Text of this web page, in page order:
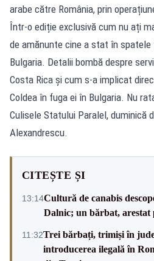
arabe către România, prin
Într-o ediție exclusivă cum nu ați
de amănunte cine a stat în spatele
Bulgaria. Detalii bombă despre
Costa Rica și cum s-a implicat
Coldea în fuga ei în Bulgaria. Nu
Culisele Statului Paralel, duminică
Alexandrescu.
CITEȘTE ȘI
13:14Cultură de canabis
Dalnic; un bărbat, arestat
11:32Trei bărbați, trimiși în
introducerea ilegală în